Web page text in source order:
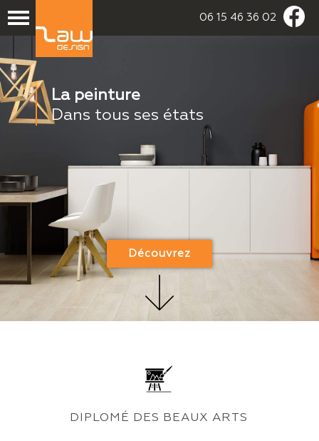
06 15 46 36 02
La peinture
Dans tous ses états
Découvrez
DIPLOMÉ DES BEAUX ARTS